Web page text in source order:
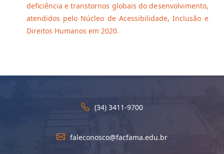
deficiência e transtornos globais do desenvolvimento,
atendidos pelo Núcleo de Acessibilidade, Inclusão e
Direitos Humanos em 2020.
(34) 3411-9700
faleconosco@facfama.edu.br